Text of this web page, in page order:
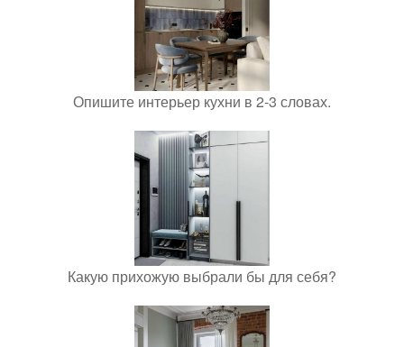
Опишите интерьер кухни в 2-3 словах.
Какую прихожую выбрали бы для себя?